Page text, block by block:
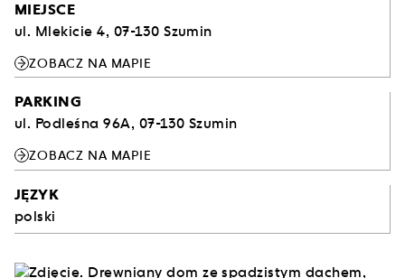
MIEJSCE
ul. Mlekicie 4, 07-130 Szumin
ZOBACZ NA MAPIE
PARKING
ul. Podleśna 96A, 07-130 Szumin
ZOBACZ NA MAPIE
JĘZYK
polski